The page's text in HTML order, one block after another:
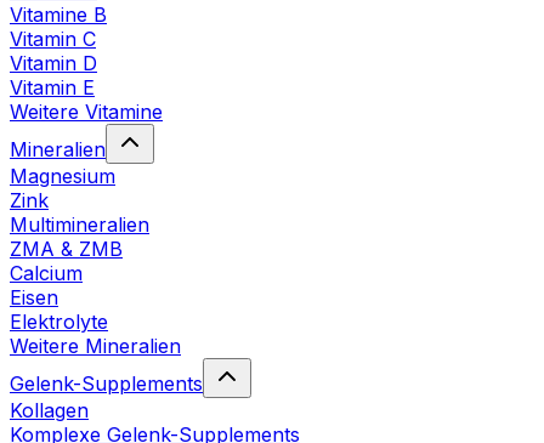
Vitamine B
Vitamin C
Vitamin D
Vitamin E
Weitere Vitamine
Mineralien
Magnesium
Zink
Multimineralien
ZMA & ZMB
Calcium
Eisen
Elektrolyte
Weitere Mineralien
Gelenk-Supplements
Kollagen
Komplexe Gelenk-Supplements